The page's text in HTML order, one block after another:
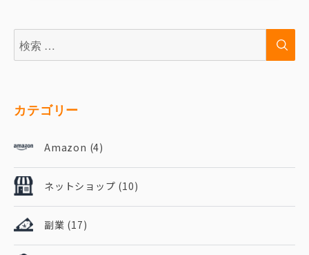
検
索:
検
カテゴリー
Amazon (4)
ネットショップ (10)
副業 (17)